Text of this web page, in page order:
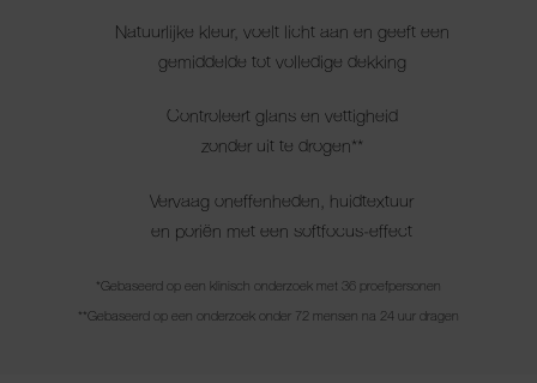
Natuurlijke kleur, voelt licht aan en geeft een
gemiddelde tot volledige dekking
Controleert glans en vettigheid
zonder uit te drogen**
Vervaag oneffenheden, huidtextuur
en poriën met een softfocus-effect
*Gebaseerd op een klinisch onderzoek met 36 proefpersonen
**Gebaseerd op een onderzoek onder 72 mensen na 24 uur dragen